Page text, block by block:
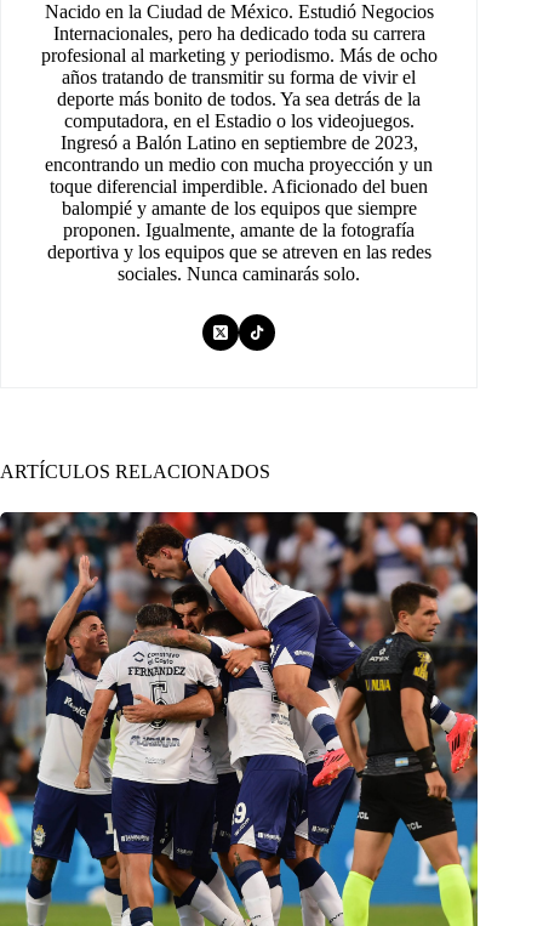
Nacido en la Ciudad de México. Estudió Negocios
Internacionales, pero ha dedicado toda su carrera
profesional al marketing y periodismo. Más de ocho
años tratando de transmitir su forma de vivir el
deporte más bonito de todos. Ya sea detrás de la
computadora, en el Estadio o los videojuegos.
Ingresó a Balón Latino en septiembre de 2023,
encontrando un medio con mucha proyección y un
toque diferencial imperdible. Aficionado del buen
balompié y amante de los equipos que siempre
proponen. Igualmente, amante de la fotografía
deportiva y los equipos que se atreven en las redes
sociales. Nunca caminarás solo.
ARTÍCULOS RELACIONADOS